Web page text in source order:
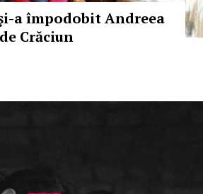
a împodobit Andreea
Crăciun